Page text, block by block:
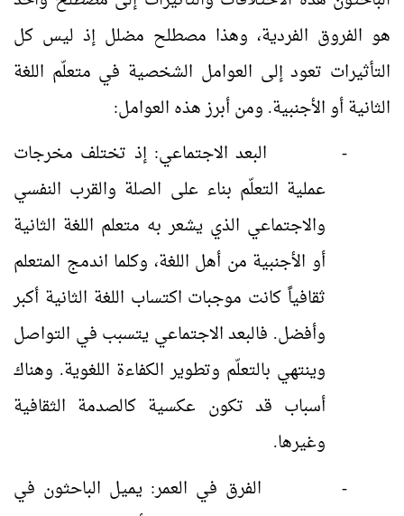
هو الفروق الفردية، وهذا مصطلح مضلل إذ ليس كل
التأثيرات تعود إلى العوامل الشخصية في متعلّم اللغة
الثانية أو الأجنبية. ومن أبرز هذه العوامل:
-
البعد الاجتماعي: إذ تختلف مخرجات
عملية التعلّم بناء على الصلة والقرب النفسي
والاجتماعي الذي يشعر به متعلم اللغة الثانية
أو الأجنبية من أهل اللغة، وكلما اندمج المتعلم
ثقافياً كانت موجبات اكتساب اللغة الثانية أكبر
وأفضل. فالبعد الاجتماعي يتسبب في التواصل
وينتهي بالتعلّم وتطوير الكفاءة اللغوية. وهناك
أسباب قد تكون عكسية كالصدمة الثقافية
وغيرها.
-
الفرق في العمر: يميل الباحثون في